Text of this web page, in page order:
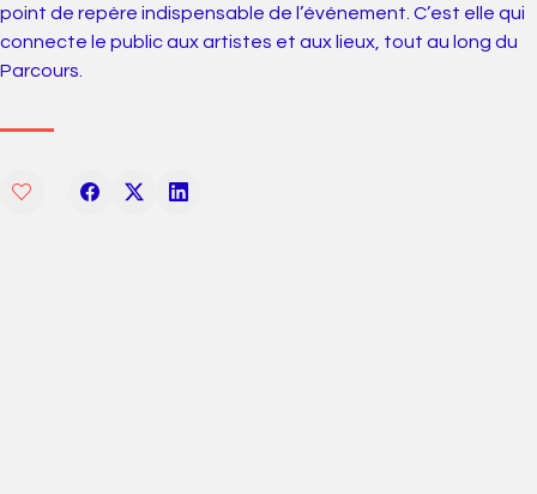
point de repère indispensable de l’événement. C’est elle qui
connecte le public aux artistes et aux lieux, tout au long du
Parcours.